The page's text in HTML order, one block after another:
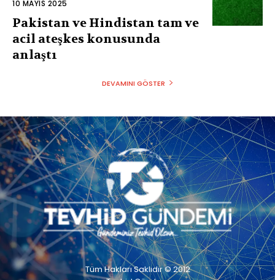
10 MAYIS 2025
Pakistan ve Hindistan tam ve
acil ateşkes konusunda
anlaştı
DEVAMINI GÖSTER
Tüm Hakları Saklıdır © 2012